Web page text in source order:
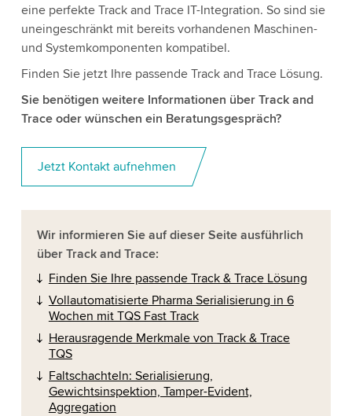
eine perfekte Track and Trace IT-Integration. So sind sie
uneingeschränkt mit bereits vorhandenen Maschinen-
und Systemkomponenten kompatibel.
Finden Sie jetzt Ihre passende Track and Trace Lösung.
Sie benötigen weitere Informationen über Track and
Trace oder wünschen ein Beratungsgespräch?
Jetzt Kontakt aufnehmen
Wir informieren Sie auf dieser Seite ausführlich
über Track and Trace:
Finden Sie Ihre passende Track & Trace Lösung
Vollautomatisierte Pharma Serialisierung in 6
Wochen mit TQS Fast Track
Herausragende Merkmale von Track & Trace
TQS
Faltschachteln: Serialisierung,
Gewichtsinspektion, Tamper-Evident,
Aggregation